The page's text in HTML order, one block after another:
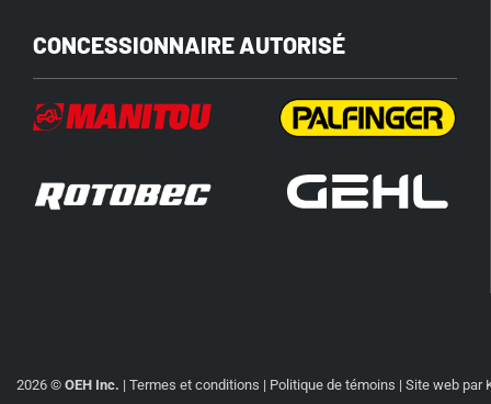
CONCESSIONNAIRE AUTORISÉ
2026 © OEH Inc. | Termes et conditions | Politique de témoins | Site web par